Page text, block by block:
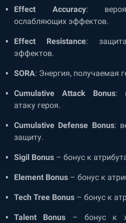
Effect Accuracy:
ослабляющих эффектов.
Effect Resistance:
эффектов.
SORA: Энергия, получаемая
Cumulative Attack Bonus:
атаку героя.
Cumulative Defense Bonus:
защиту.
Sigil Bonus – бонус к
Element Bonus – бонус к
Tech Tree Bonus – бонус к
Talent Bonus – бонус к